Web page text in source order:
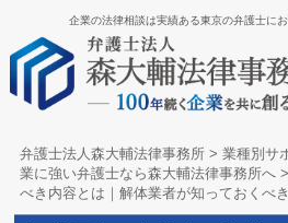
企業の法律相談は実績ある東京の弁護士に
弁護士法人森大輔法律事務所 >業種別サ
業に強い弁護士なら森大輔法律事務所へ
べき内容とは｜解体業者が知っておくべ